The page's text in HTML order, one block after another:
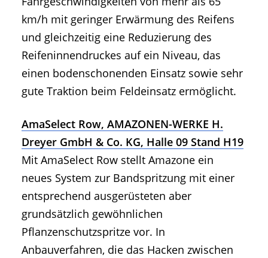
km/h mit geringer Erwärmung des Reifens
und gleichzeitig eine Reduzierung des
Reifeninnendruckes auf ein Niveau, das
einen bodenschonenden Einsatz sowie sehr
gute Traktion beim Feldeinsatz ermöglicht.
AmaSelect Row, AMAZONEN-WERKE H.
Dreyer GmbH & Co. KG, Halle 09 Stand H19
Mit AmaSelect Row stellt Amazone ein
neues System zur Bandspritzung mit einer
entsprechend ausgerüsteten aber
grundsätzlich gewöhnlichen
Pflanzenschutzspritze vor. In
Anbauverfahren, die das Hacken zwischen